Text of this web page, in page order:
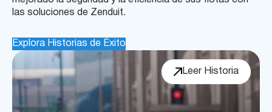
las soluciones de Zenduit.
Explora Historias de Éxito
Leer Historia